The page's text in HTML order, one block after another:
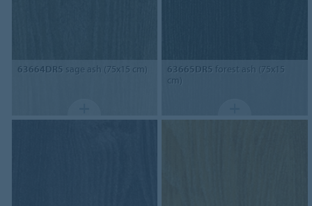
63664DR5 sage ash (75x15 cm) 63665DR5 forest ash (75x15
cm)